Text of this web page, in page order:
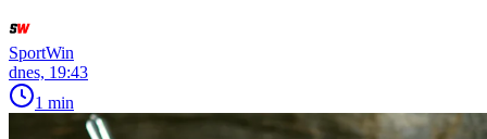
SportWin
dnes, 19:43
1 min